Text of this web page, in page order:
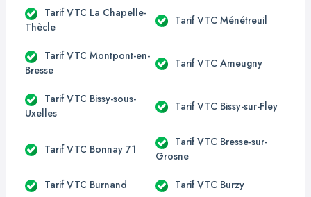
Tarif VTC La Chapelle-
Thècle
Tarif VTC Ménétreuil
Tarif VTC Montpont-en-
Bresse
Tarif VTC Ameugny
Tarif VTC Bissy-sous-
Uxelles
Tarif VTC Bissy-sur-Fley
Tarif VTC Bonnay 71
Tarif VTC Bresse-sur-
Grosne
Tarif VTC Burnand Tarif VTC Burzy